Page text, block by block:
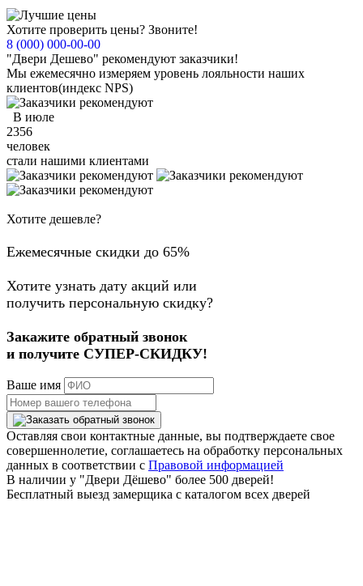
Хотите проверить цены? Звоните!
8 (000) 000-00-00
"Двери Дешево" рекомендуют заказчики!
Мы ежемесячно измеряем уровень лояльности наших
клиентов(индекс NPS)
В июле
2356
человек
стали нашими клиентами
Хотите дешевле?
Ежемесячные скидки до 65%
Хотите узнать дату акций или
получить персональную скидку?
Закажите обратный звонок
и получите СУПЕР-СКИДКУ!
Ваше имя
Оставляя свои контактные данные, вы подтверждаете свое
совершеннолетие, соглашаетесь на обработку персональных
данных в соответствии с Правовой информацией
В наличии у "Двери Дёшево" более 500 дверей!
Бесплатный выезд замерщика с каталогом всех дверей